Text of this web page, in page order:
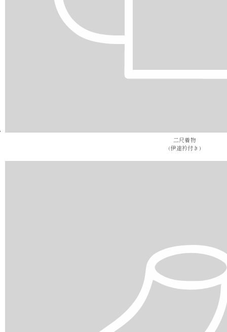
二尺着物
(伊達衿付き)